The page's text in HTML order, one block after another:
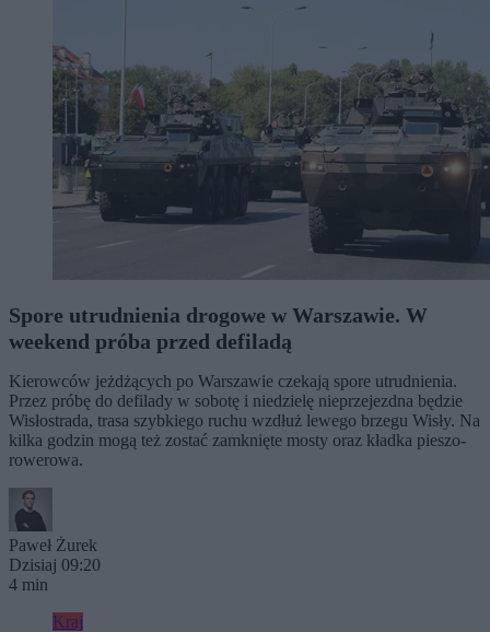
Spore utrudnienia drogowe w Warszawie. W
weekend próba przed defiladą
Kierowców jeżdżących po Warszawie czekają spore utrudnienia.
Przez próbę do defilady w sobotę i niedzielę nieprzejezdna będzie
Wisłostrada, trasa szybkiego ruchu wzdłuż lewego brzegu Wisły. Na
kilka godzin mogą też zostać zamknięte mosty oraz kładka pieszo-
rowerowa.
Paweł Żurek
Dzisiaj 09:20
4 min
Kraj